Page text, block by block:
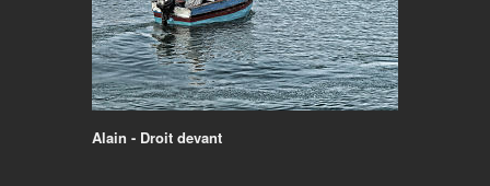
Alain - Droit devant